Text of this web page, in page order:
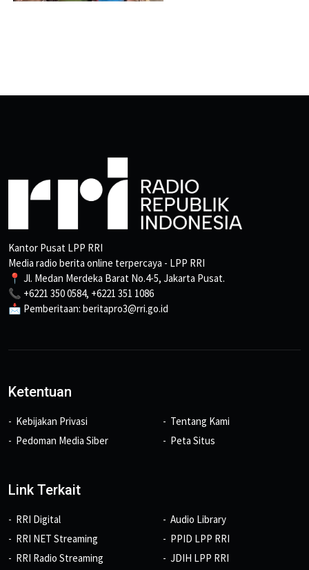
Kantor Pusat LPP RRI
Media radio berita online terpercaya - LPP RRI
📍 Jl. Medan Merdeka Barat No.4-5, Jakarta Pusat.
📞 +6221 350 0584, +6221 351 1086
📩 Pemberitaan: beritapro3@rri.go.id
Ketentuan
Kebijakan Privasi
Pedoman Media Siber
Tentang Kami
Peta Situs
Link Terkait
RRI Digital
RRI NET Streaming
RRI Radio Streaming
Audio Library
PPID LPP RRI
JDIH LPP RRI